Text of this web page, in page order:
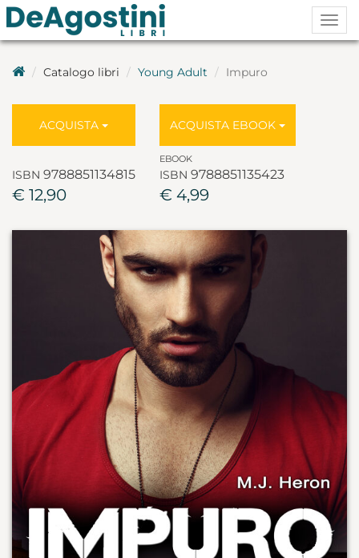
Catalogo libri Young Adult Impuro
ACQUISTA
ISBN 9788851134815
€ 12,90
ACQUISTA EBOOK
EBOOK
ISBN 9788851135423
€ 4,99